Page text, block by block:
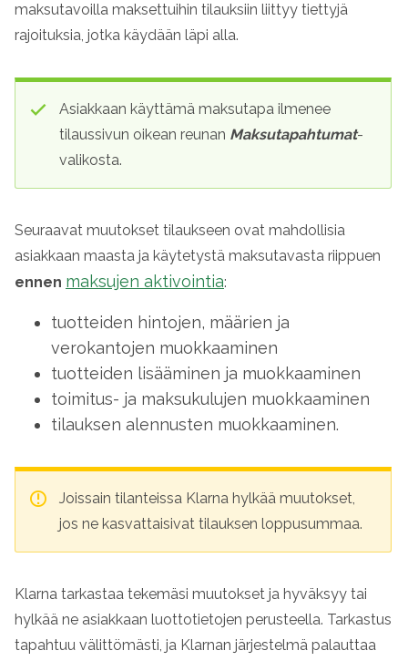
maksutavoilla maksettuihin tilauksiin liittyy tiettyjä
rajoituksia, jotka käydään läpi alla.
Asiakkaan käyttämä maksutapa ilmenee
tilaussivun oikean reunan Maksutapahtumat-
valikosta.
Seuraavat muutokset tilaukseen ovat mahdollisia
asiakkaan maasta ja käytetystä maksutavasta riippuen
ennen maksujen aktivointia:
tuotteiden hintojen, määrien ja
verokantojen muokkaaminen
tuotteiden lisääminen ja muokkaaminen
toimitus- ja maksukulujen muokkaaminen
tilauksen alennusten muokkaaminen.
Joissain tilanteissa Klarna hylkää muutokset,
jos ne kasvattaisivat tilauksen loppusummaa.
Klarna tarkastaa tekemäsi muutokset ja hyväksyy tai
hylkää ne asiakkaan luottotietojen perusteella. Tarkastus
tapahtuu välittömästi, ja Klarnan järjestelmä palauttaa